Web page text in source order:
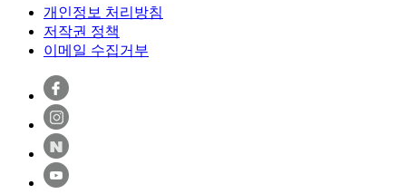
개인정보 처리방침
저작권 정책
이메일 수집거부